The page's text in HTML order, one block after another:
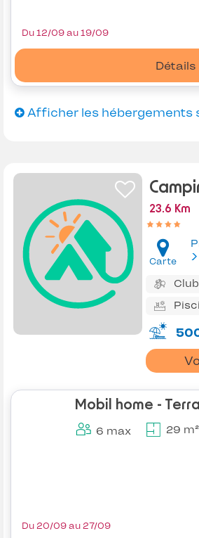
Détails
Du 12/09 au 19/09
Afficher les hébergements
23.6 Km
Carte
Mobil home -
6 max 29 m²
Du 20/09 au 27/09